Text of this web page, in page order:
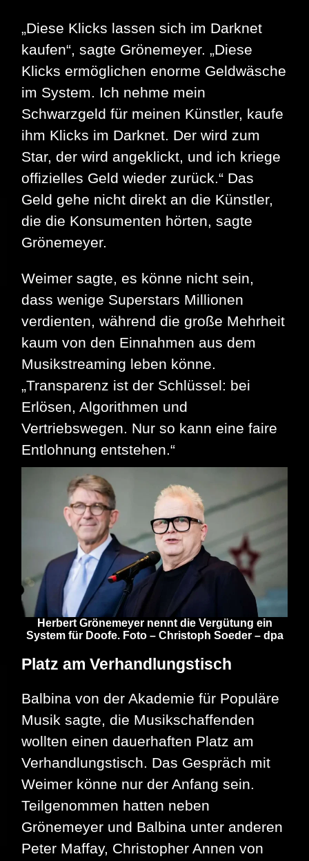
„Diese Klicks lassen sich im Darknet
kaufen“, sagte Grönemeyer. „Diese
Klicks ermöglichen enorme Geldwäsche
im System. Ich nehme mein
Schwarzgeld für meinen Künstler, kaufe
ihm Klicks im Darknet. Der wird zum
Star, der wird angeklickt, und ich kriege
offizielles Geld wieder zurück.“ Das
Geld gehe nicht direkt an die Künstler,
die die Konsumenten hörten, sagte
Grönemeyer.
Weimer sagte, es könne nicht sein,
dass wenige Superstars Millionen
verdienten, während die große Mehrheit
kaum von den Einnahmen aus dem
Musikstreaming leben könne.
„Transparenz ist der Schlüssel: bei
Erlösen, Algorithmen und
Vertriebswegen. Nur so kann eine faire
Entlohnung entstehen.“
Herbert Grönemeyer nennt die Vergütung ein
System für Doofe. Foto – Christoph Soeder – dpa
Platz am Verhandlungstisch
Balbina von der Akademie für Populäre
Musik sagte, die Musikschaffenden
wollten einen dauerhaften Platz am
Verhandlungstisch. Das Gespräch mit
Weimer könne nur der Anfang sein.
Teilgenommen hatten neben
Grönemeyer und Balbina unter anderen
Peter Maffay, Christopher Annen von